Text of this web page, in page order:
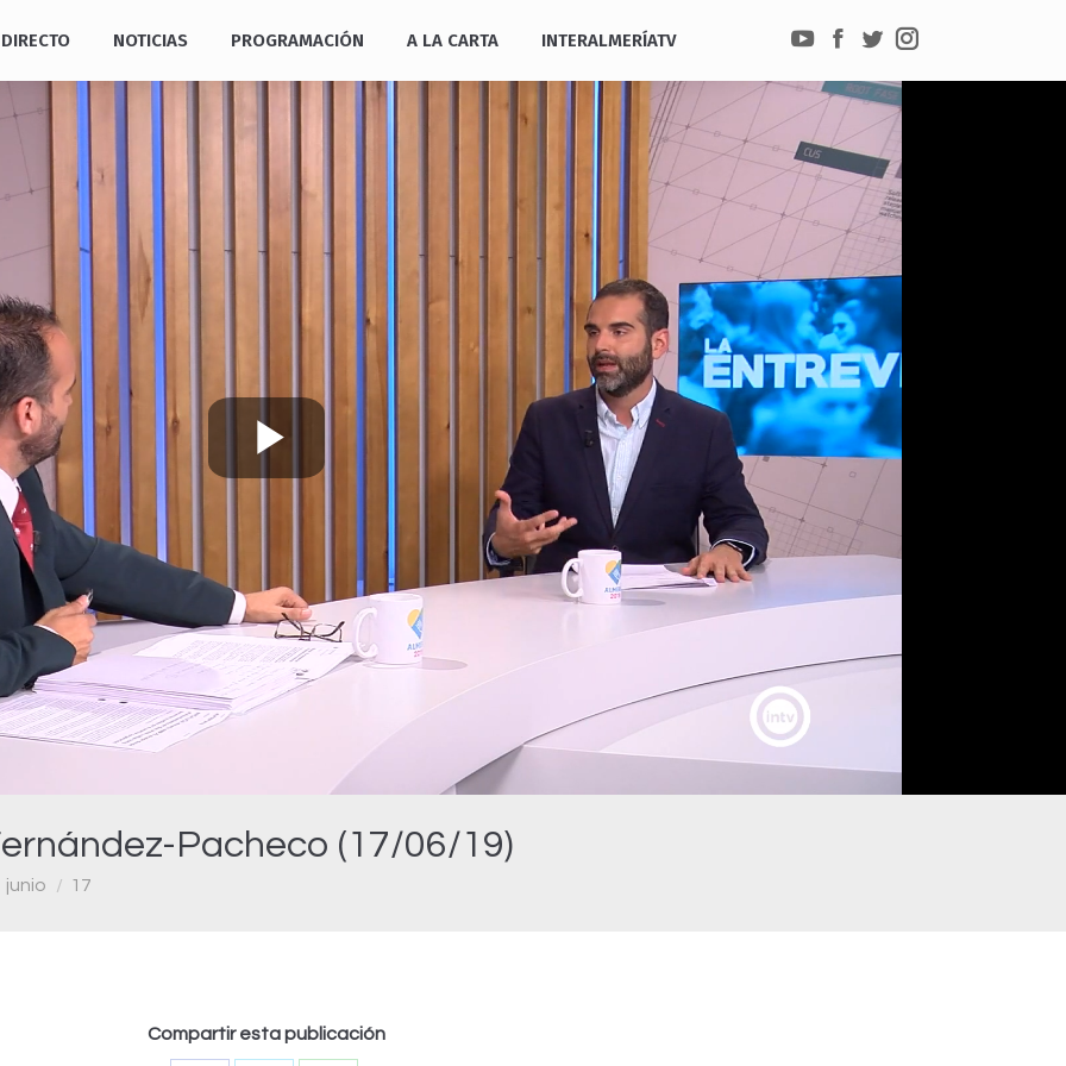
DIRECTO NOTICIAS PROGRAMACIÓN A LA CARTA INTERALMERÍATV
YouTube
Facebook
TwitterInstagram
Pacheco (17/06/19)
junio 17
Play
Video
Compartir esta publicación